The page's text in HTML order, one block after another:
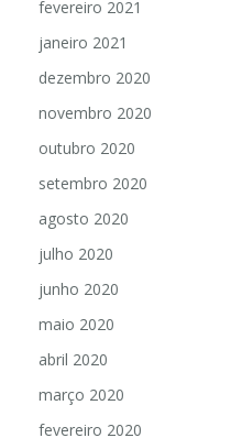
fevereiro 2021
janeiro 2021
dezembro 2020
novembro 2020
outubro 2020
setembro 2020
agosto 2020
julho 2020
junho 2020
maio 2020
abril 2020
março 2020
fevereiro 2020